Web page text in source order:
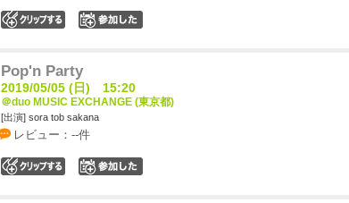
Pop'n Party
2019/05/05 (日) 15:20
＠duo MUSIC EXCHANGE (東京都)
[出演] sora tob sakana
レビュー：--件